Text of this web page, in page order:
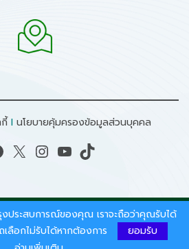
I นโยบายคุ้มครองข้อมูลส่วนบุคคล
X Instagram YouTube TikTok
- สำนักงานนโยบายและแผน
รมชาติและสิ่งแวดล้อม.
งประสบการณ์ของคุณ เราจะถือว่าคุณรับได้
ลือกไม่รับได้หากต้องการ
ยอมรับ